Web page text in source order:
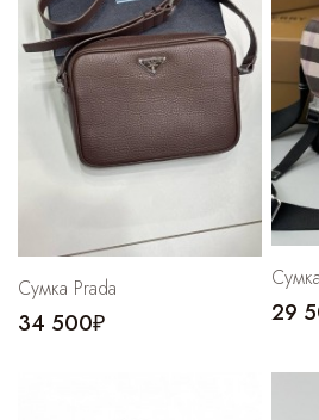
Сумка Prada
34 500₽ 29
Cпортивные брюки
Комбинезоны